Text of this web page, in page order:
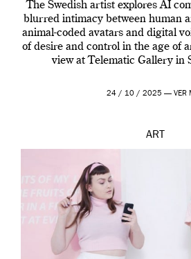
The Swedish artist explores AI
blurred intimacy between human
animal-coded avatars and digital
of desire and control in the age of
view at Telematic Gallery in
24 / 10 / 2025 — VER
ART